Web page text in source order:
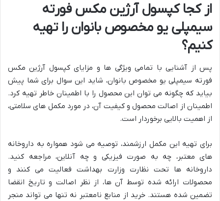
از کجا کپسول آرژین مکس فورته
سیمپلی یو مخصوص بانوان را تهیه
کنیم؟
پس از آشنایی با تمامی ویژگی ها و مزایای کپسول آرژین مکس
فورته سیمپلی یو مخصوص بانوان، شاید این سوال برای شما پیش
بیاید که چگونه می توان این محصول را با اطمینان خاطر تهیه کرد.
اطمینان از اصالت محصول و کیفیت آن، در مورد مکمل های سلامتی،
از اهمیت بالایی برخوردار است.
برای تهیه این مکمل ارزشمند، توصیه می شود همواره به داروخانه
های معتبر، چه به صورت فیزیکی و چه آنلاین، مراجعه کنید.
داروخانه ها تحت نظارت وزارت بهداشت فعالیت می کنند و
محصولات ارائه شده توسط آن ها، از نظر اصالت و تاریخ انقضا
تضمین شده هستند. خرید از منابع نامعتبر نه تنها می تواند منجر